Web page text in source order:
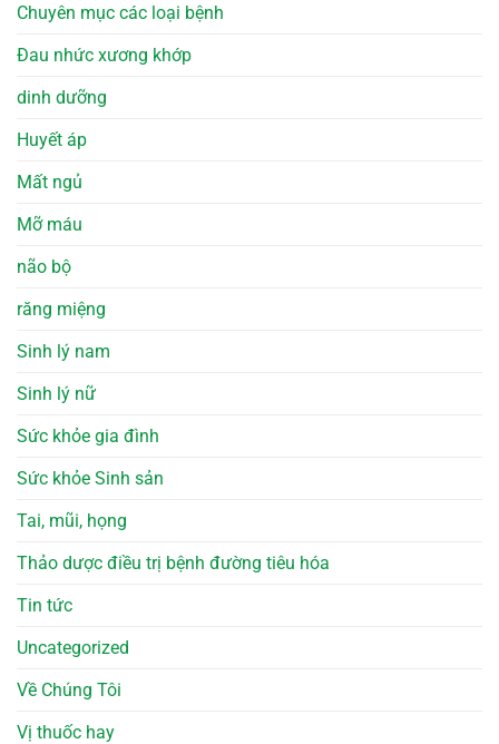
Chuyên mục các loại bệnh
Đau nhức xương khớp
dinh dưỡng
Huyết áp
Mất ngủ
Mỡ máu
não bộ
răng miệng
Sinh lý nam
Sinh lý nữ
Sức khỏe gia đình
Sức khỏe Sinh sản
Tai, mũi, họng
Thảo dược điều trị bệnh đường tiêu hóa
Tin tức
Uncategorized
Về Chúng Tôi
Vị thuốc hay